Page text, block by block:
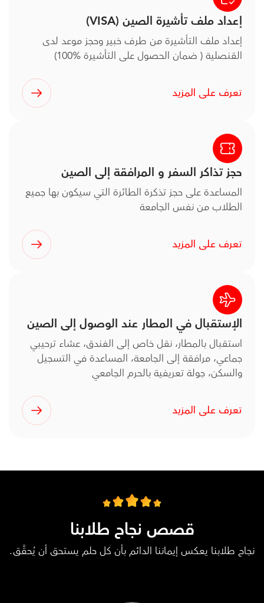
إعداد ملف تأشيرة الصين (VISA)
إعداد ملف التأشيرة من طرف خبير وحجز موعد لدى
القنصلية ( ضمان الحصول على التأشيرة %100)
تعرف على المزيد
حجز تذاكر السفر و المرافقة إلى الصين
المساعدة على حجز تذكرة الطائرة التي سيكون بها جميع
الطلاب من نفس الجامعة
تعرف على المزيد
الإستقبال في المطار عند الوصول إلى الصين
استقبال بالمطار، نقل خاص إلى الفندق، عشاء ترحيبي
جماعي، مرافقة إلى الجامعة، المساعدة في التسجيل
والسكن، جولة تعريفية بالحرم الجامعي
تعرف على المزيد
قصص نجاح طلابنا
نجاح طلابنا يعكس إيماننا الدائم بأن كل حلم يستحق أن يُحقَّق.